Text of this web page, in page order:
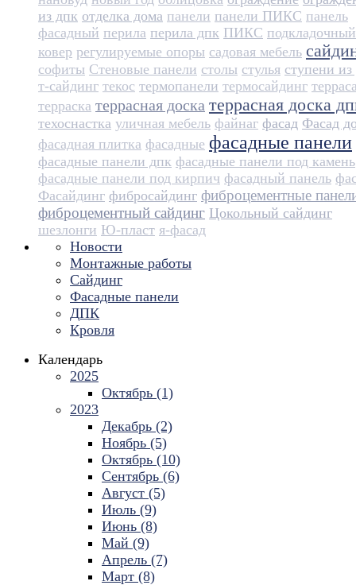
из дпк отделка дома панели панели ПИКС панель
фасадный перила перила дпк ПИКС подкладочный
ковер регулируемые опоры садовая мебель
софиты Стеновые панели столы стулья ступени
т-сайдинг текос термопанели термосайдинг
терраска террасная доска террасная доска
техоснастка уличная мебель файнаг фасад Фасад
фасадная плитка фасадные фасадные панели
фасадные панели дпк фасадные панели под камень
фасадные панели под кирпич фасадный панель
Фасайдинг фибросайдинг фиброцементные
фиброцементный сайдинг Цокольный сайдинг
шезлонги Ю-пласт я-фасад
Новости
Монтажные работы
Сайдинг
Фасадные панели
ДПК
Кровля
Календарь
2025
Октябрь (1)
2023
Декабрь (2)
Ноябрь (5)
Октябрь (10)
Сентябрь (6)
Август (5)
Июль (9)
Июнь (8)
Май (9)
Апрель (7)
Март (8)